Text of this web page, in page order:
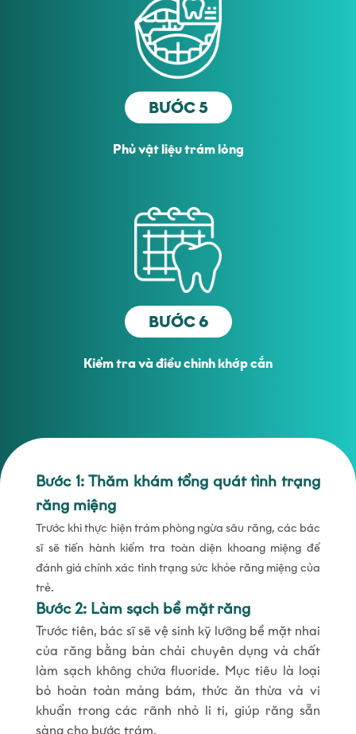
BƯỚC 5
Phủ vật liệu trám lỏng
BƯỚC 6
Kiểm tra và điều chỉnh khớp cắn
Bước 1: Thăm khám tổng quát tình trạng
răng miệng
Trước khi thực hiện trám phòng ngừa sâu răng, các bác
sĩ sẽ tiến hành kiểm tra toàn diện khoang miệng để
đánh giá chính xác tình trạng sức khỏe răng miệng của
trẻ.
Bước 2: Làm sạch bề mặt răng
Trước tiên, bác sĩ sẽ vệ sinh kỹ lưỡng bề mặt nhai
của răng bằng bàn chải chuyên dụng và chất
làm sạch không chứa fluoride. Mục tiêu là loại
bỏ hoàn toàn mảng bám, thức ăn thừa và vi
khuẩn trong các rãnh nhỏ li ti, giúp răng sẵn
sàng cho bước trám.